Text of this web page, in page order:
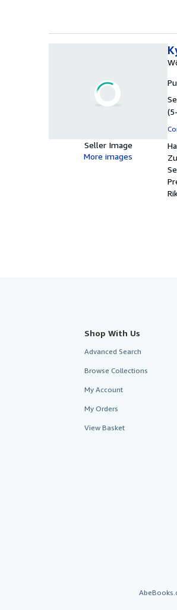
Seller Image
More images
(
Shop With Us
Advanced Search
Browse Collections
My Account
My Orders
View Basket